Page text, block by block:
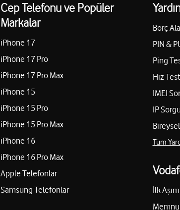
Cep Telefonu ve Popüler
Markalar
iPhone 17
iPhone 17 Pro
iPhone 17 Pro Max
iPhone 15
iPhone 15 Pro
iPhone 15 Pro Max
iPhone 16
iPhone 16 Pro Max
Apple Telefonlar
Samsung Telefonlar
Borç
PIN &
Ping
Hız
IMEI
IP
Tüm
İlk